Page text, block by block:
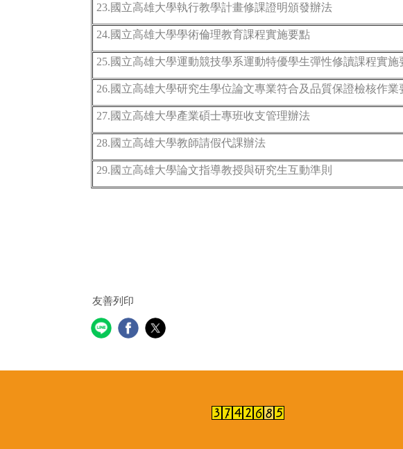
23.國立高雄大學執行教學計畫修課證明頒發辦法
24.國立高雄大學學術倫理教育課程實施要點
25.國立高雄大學運動競技學系運動特優學生彈性修讀課程實施
26.國立高雄大學研究生學位論文專業符合及品質保證檢核作業
27.國立高雄大學產業碩士專班收支管理辦法
28.國立高雄大學教師請假代課辦法
29.國立高雄大學論文指導教授與研究生互動準則
友善列印